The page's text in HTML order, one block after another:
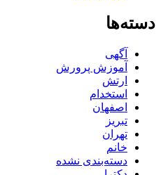
دسته‌ها
آگهی
آموزش پرورش
ارتش
استخدام
اصفهان
تبریز
تهران
خانم
دسته‌بندی نشده